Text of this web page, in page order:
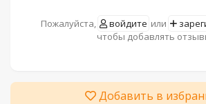
Пожалуйста, войдите или
чтобы добавлять
Добавить в